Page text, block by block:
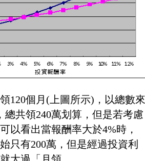
120個月(上圖所示)，以總數來
總共領240萬划算，但是若考慮
以看出當報酬率大於4%時，
只有200萬，但是經過投資利